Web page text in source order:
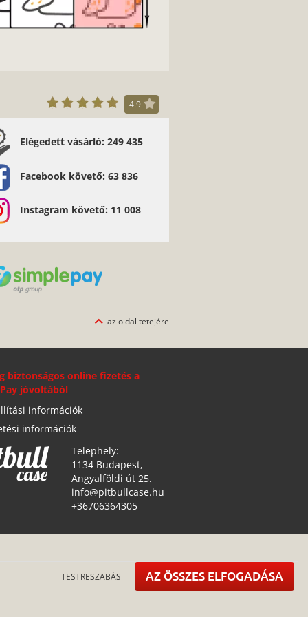
4.9
szépen megérkezett imádom <3<3
Elégedett vásárló: 249 435
Facebook követő: 63 836
Instagram követő: 11 008
az oldal tetejére
biztonságos online fizetés a
jóvoltából
információk
információk
Telephely:
1134 Budapest,
Angyalföldi út 25.
info@pitbullcase.hu
+36706364305
TESTRESZABÁS AZ ÖSSZES ELFOGADÁSA